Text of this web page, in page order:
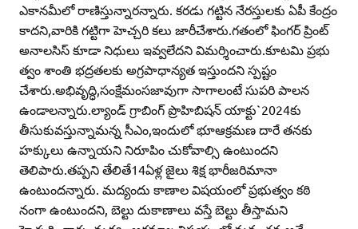
ఎకానమీలో రాణిస్తున్నారన్నారు. కరడు గట్టిన నేరస్తులకు ఏపీ కేంద్రం
కాదని,వారికి గట్టిగా హెచ్చరి కలు జారీచేశారు.గతంలో ఫింగర్‌ ప్రింట్‌
అనాలసిస్‌ కూడా నిధులు ఇవ్వలేదని విమర్శించారు.కూటమి ప్రభు
త్వం శాంతి భద్రతలకు అగ్రపాధాన్యత ఇస్తుందని స్పష్టం
చేశారు.అభివృద్ధి,సంక్షేమంసజావుగా సాగాలంటే సుపరి పాలన
ఉండాలన్నారు.ల్యాండ్‌ గ్రాబింగ్‌ ప్రొహిబిషన్‌ యాక్టు`2024కు
తీసుకువస్తున్నామన్న సీఎం,ఇందులో భూఆక్రమణ దారే తనకు
హక్కులు ఉన్నాయని నిరూపిం చుకోవాల్సి ఉంటుందని
తెలిపారు.తప్పని తేలితే14ఏళ్ల జైలు శిక్ష భారీజరిమానా
ఉంటుందన్నారు. మద్యందు కాణాల విషయంలో ప్రభుత్వం కఠి
నంగా ఉంటుందని, బెల్టు దుకాణాలు వస్తే బెల్టు తీస్తామని